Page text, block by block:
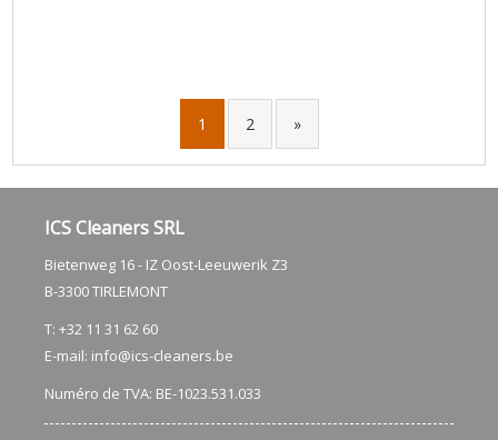
1 2 »
ICS Cleaners SRL
Bietenweg 16 - IZ Oost-Leeuwerik Z3
​B-3300 TIRLEMONT
T: +32 11 31 62 60
E-mail: info@ics-cleaners.be
Numéro de TVA: BE-1023.531.033